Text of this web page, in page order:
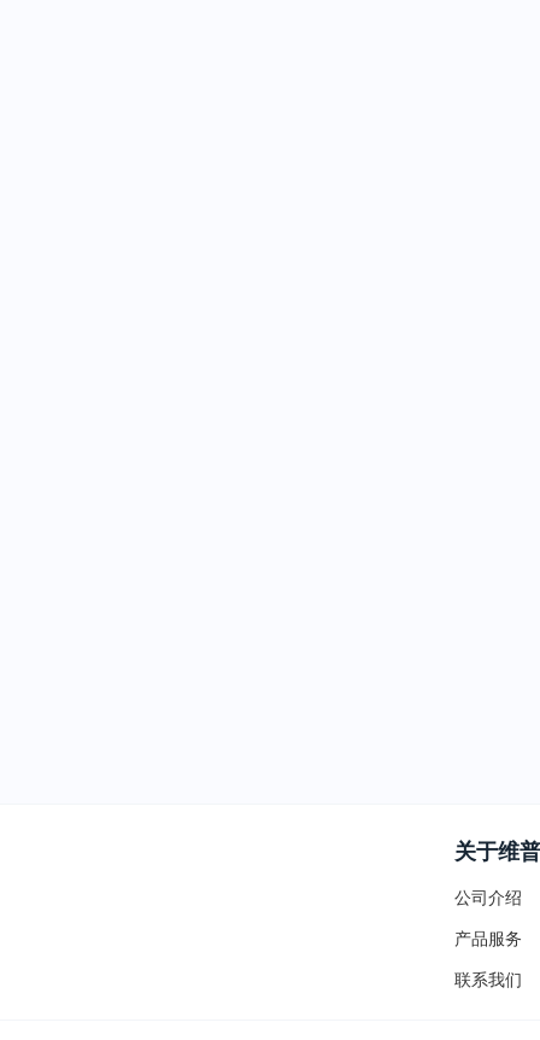
关于维普
公司介绍
产品服务
联系我们